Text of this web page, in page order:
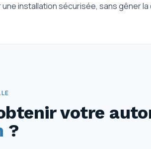
installation sécurisée, sans gêner la
votre
?